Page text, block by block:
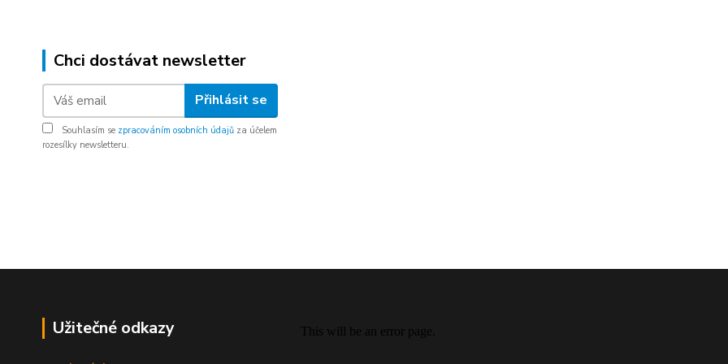
Chci dostávat newsletter
Přihlásit se
Souhlasím se zpracováním osobních údajů za účelem
rozesílky newsletteru.
Užitečné odkazy